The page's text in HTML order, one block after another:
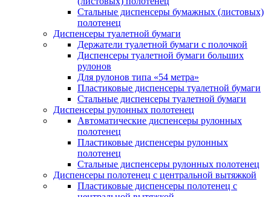
Стальные диспенсеры бумажных (листовых)
полотенец
Диспенсеры туалетной бумаги
Держатели туалетной бумаги с полочкой
Диспенсеры туалетной бумаги больших
рулонов
Для рулонов типа «54 метра»
Пластиковые диспенсеры туалетной бумаги
Стальные диспенсеры туалетной бумаги
Диспенсеры рулонных полотенец
Автоматические диспенсеры рулонных
полотенец
Пластиковые диспенсеры рулонных
полотенец
Стальные диспенсеры рулонных полотенец
Диспенсеры полотенец с центральной вытяжкой
Пластиковые диспенсеры полотенец с